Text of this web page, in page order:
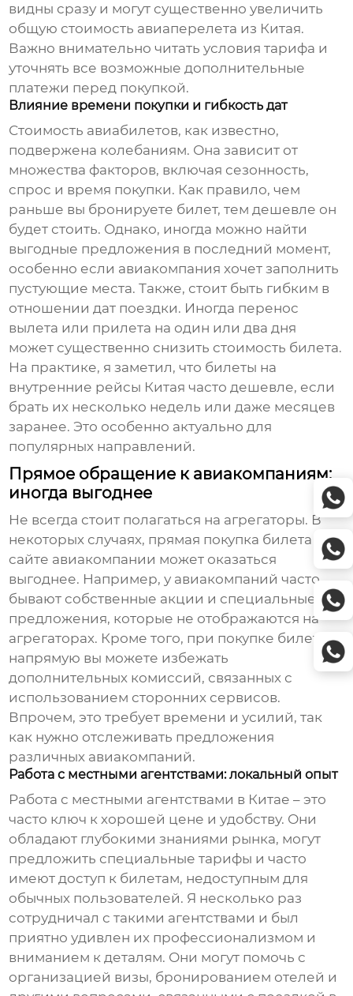
видны сразу и могут существенно увеличить
общую стоимость авиаперелета из Китая.
Важно внимательно читать условия тарифа и
уточнять все возможные дополнительные
платежи перед покупкой.
Влияние времени покупки и гибкость дат
Стоимость авиабилетов, как известно,
подвержена колебаниям. Она зависит от
множества факторов, включая сезонность,
спрос и время покупки. Как правило, чем
раньше вы бронируете билет, тем дешевле он
будет стоить. Однако, иногда можно найти
выгодные предложения в последний момент,
особенно если авиакомпания хочет заполнить
пустующие места. Также, стоит быть гибким в
отношении дат поездки. Иногда перенос
вылета или прилета на один или два дня
может существенно снизить стоимость билета.
На практике, я заметил, что билеты на
внутренние рейсы Китая часто дешевле, если
брать их несколько недель или даже месяцев
заранее. Это особенно актуально для
популярных направлений.
Прямое обращение к авиакомпаниям:
иногда выгоднее
Не всегда стоит полагаться на агрегаторы. В
некоторых случаях, прямая покупка билета на
сайте авиакомпании может оказаться
выгоднее. Например, у авиакомпаний часто
бывают собственные акции и специальные
предложения, которые не отображаются на
агрегаторах. Кроме того, при покупке билета
напрямую вы можете избежать
дополнительных комиссий, связанных с
использованием сторонних сервисов.
Впрочем, это требует времени и усилий, так
как нужно отслеживать предложения
различных авиакомпаний.
Работа с местными агентствами: локальный опыт
Работа с местными агентствами в Китае – это
часто ключ к хорошей цене и удобству. Они
обладают глубокими знаниями рынка, могут
предложить специальные тарифы и часто
имеют доступ к билетам, недоступным для
обычных пользователей. Я несколько раз
сотрудничал с такими агентствами и был
приятно удивлен их профессионализмом и
вниманием к деталям. Они могут помочь с
организацией визы, бронированием отелей и